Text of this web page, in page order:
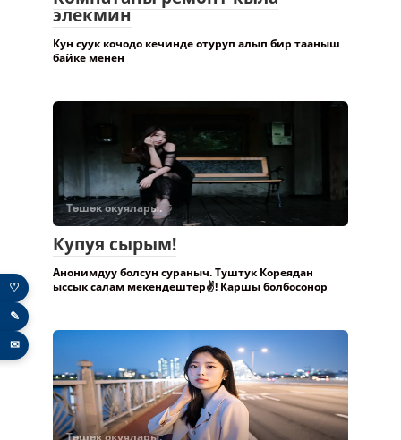
Комнатаны ремонт кыла
элекмин
Кун суук кочодо кечинде отуруп алып бир тааныш
Төшөк окуялары.
Купуя сырым!
Анонимдуу болсун сураныч. Туштук Кореядан
♡
✎
✉